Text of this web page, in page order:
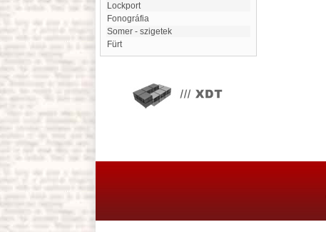
Lockport
Fonográfia
Somer - szigetek
Fürt